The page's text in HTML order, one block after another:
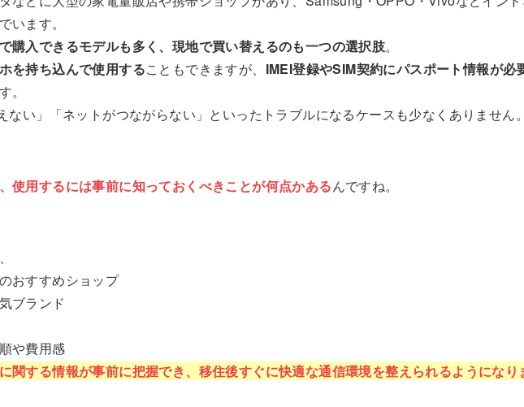
います。
購入できるモデルも多く、現地で買い替えるのも一つの選択肢。
を持ち込んで使用することもできますが、 IMEI登録やSIM契約にパスポート情報が必
。
い」「ネットがつながらない」といったトラブルになるケースも少なくありません。
使用するには事前に知っておくべきことが何点かあるんですね。
おすすめショップ
ブランド
や費用感
関する情報が事前に把握でき、移住後すぐに快適な通信環境を整えられるようになり